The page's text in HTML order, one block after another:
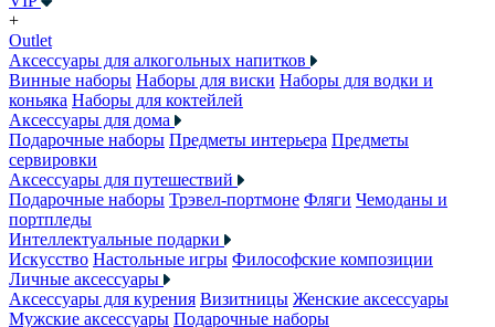
+
Outlet
Аксессуары для алкогольных напитков
Винные наборы Наборы для виски Наборы для водки и
коньяка Наборы для коктейлей
Аксессуары для дома
Подарочные наборы Предметы интерьера Предметы
сервировки
Аксессуары для путешествий
Подарочные наборы Трэвел-портмоне Фляги Чемоданы и
портпледы
Интеллектуальные подарки
Искусство Настольные игры Философские композиции
Личные аксессуары
Аксессуары для курения Визитницы Женские аксессуары
Мужские аксессуары Подарочные наборы